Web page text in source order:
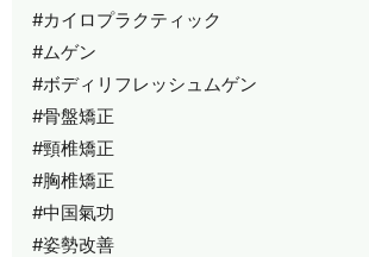
#カイロプラクティック
#ムゲン
#ボディリフレッシュムゲン
#骨盤矯正
#頸椎矯正
#胸椎矯正
#中国氣功
#姿勢改善